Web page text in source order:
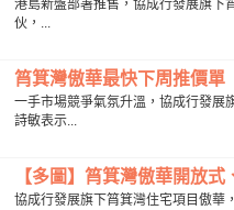
港島新盤部署推售，協成行發展旗下
伙，...
筲箕灣傲華最快下周推價
一手市場競爭氣氛升溫，協成行發展
詩敏表示...
【多圖】筲箕灣傲華開放
協成行發展旗下筲箕灣住宅項目傲華